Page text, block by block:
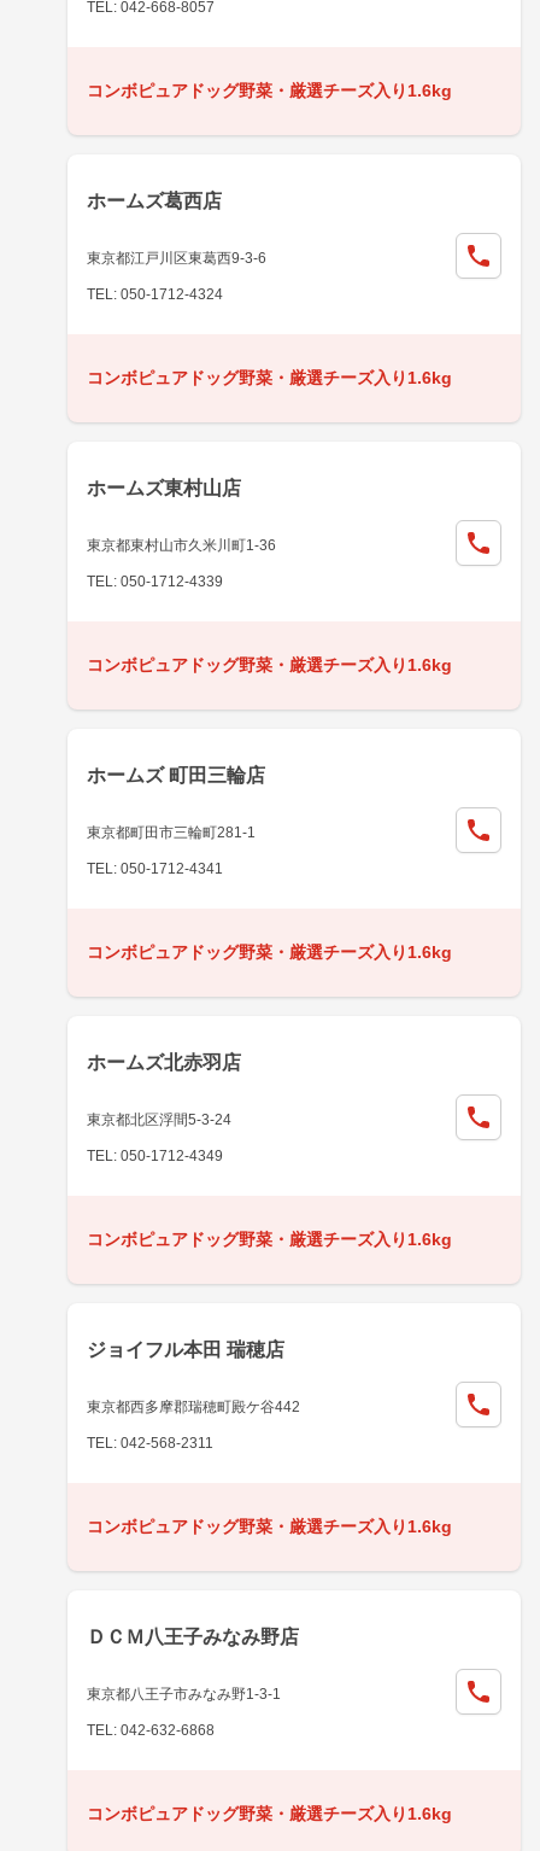
TEL: 042-668-8057
コンボピュアドッグ野菜・厳選チーズ入り1.6kg
ホームズ葛西店
東京都江戸川区東葛西9-3-6
TEL: 050-1712-4324
コンボピュアドッグ野菜・厳選チーズ入り1.6kg
ホームズ東村山店
東京都東村山市久米川町1-36
TEL: 050-1712-4339
コンボピュアドッグ野菜・厳選チーズ入り1.6kg
ホームズ 町田三輪店
東京都町田市三輪町281-1
TEL: 050-1712-4341
コンボピュアドッグ野菜・厳選チーズ入り1.6kg
ホームズ北赤羽店
東京都北区浮間5-3-24
TEL: 050-1712-4349
コンボピュアドッグ野菜・厳選チーズ入り1.6kg
ジョイフル本田 瑞穂店
東京都西多摩郡瑞穂町殿ケ谷442
TEL: 042-568-2311
コンボピュアドッグ野菜・厳選チーズ入り1.6kg
ＤＣＭ八王子みなみ野店
東京都八王子市みなみ野1-3-1
TEL: 042-632-6868
コンボピュアドッグ野菜・厳選チーズ入り1.6kg